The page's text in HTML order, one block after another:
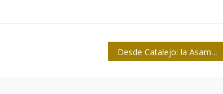
Desde Catalejo: la Asamblea Nacional del Poder Popular y la prensa